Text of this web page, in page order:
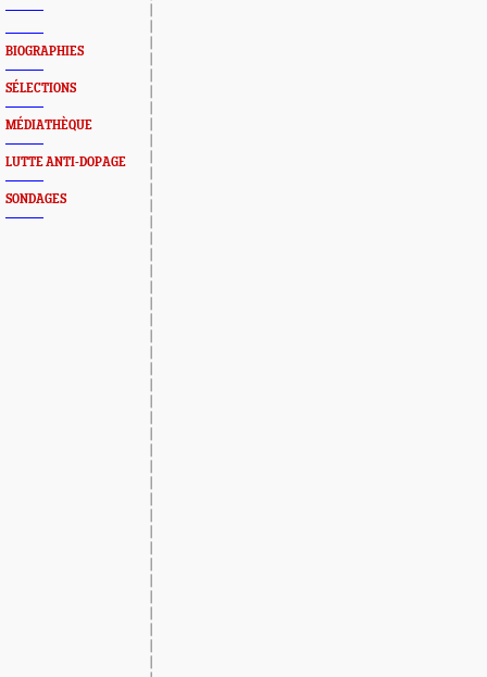
BIOGRAPHIES
SÉLECTIONS
MÉDIATHÈQUE
LUTTE ANTI-DOPAGE
SONDAGES